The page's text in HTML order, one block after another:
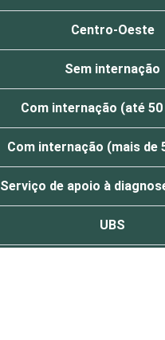
Centro-Oeste
Sem internação
Com internação (até
Com internação (mais de
Serviço de apoio à
UBS